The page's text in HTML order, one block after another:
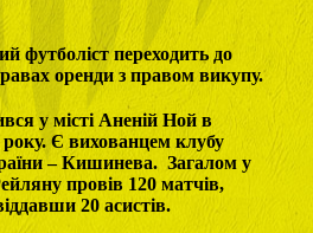
футболіст переходить до
оренди з правом викупу.
у місті Аненій Ной в
Є вихованцем клубу
– Кишинева. Загалом у
провів 120 матчів,
20 асистів.